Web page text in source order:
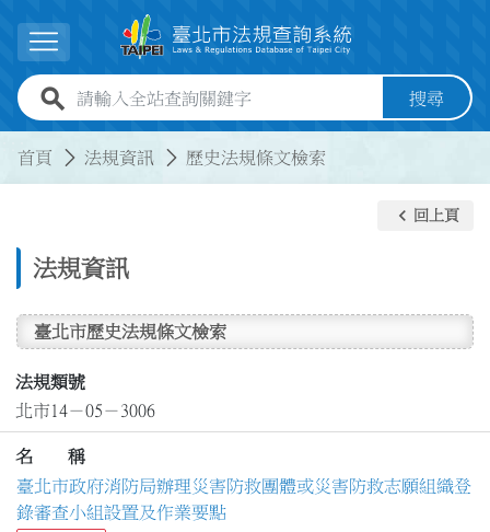
展開選單
全站查詢關鍵字欄位 搜尋
首頁 法規資訊 歷史法規條文檢索
法規資訊
keyboard_arrow_left 回上頁
臺北市歷史法規條文檢索
法規類號
北市14－05－3006
名 稱
臺北市政府消防局辦理災害防救團體或災害防救志願組織登
錄審查小組設置及作業要點